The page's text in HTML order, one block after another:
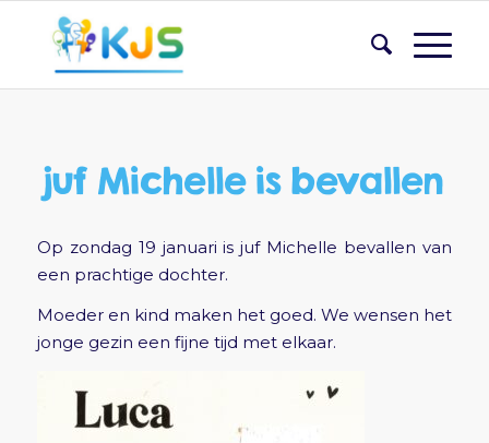
juf Michelle is bevallen
Op zondag 19 januari is juf Michelle bevallen van
een prachtige dochter.
Moeder en kind maken het goed. We wensen het
jonge gezin een fijne tijd met elkaar.